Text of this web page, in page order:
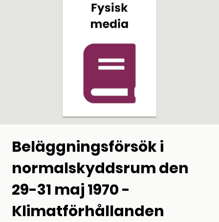
Beläggningsförsök i
normalskyddsrum den
29-31 maj 1970 -
Klimatförhållanden